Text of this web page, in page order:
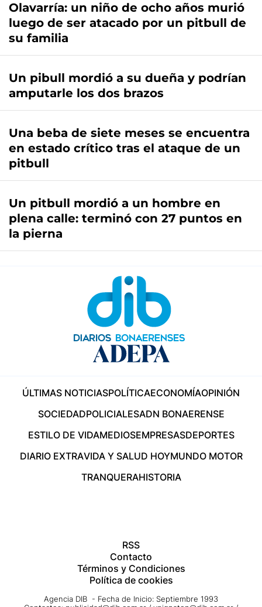
Olavarría: un niño de ocho años murió
luego de ser atacado por un pitbull de
su familia
Un pibull mordió a su dueña y podrían
amputarle los dos brazos
Una beba de siete meses se encuentra
en estado crítico tras el ataque de un
pitbull
Un pitbull mordió a un hombre en
plena calle: terminó con 27 puntos en
la pierna
ÚLTIMAS NOTICIASPOLÍTICAECONOMÍAOPINIÓN
SOCIEDADPOLICIALESADN BONAERENSE
ESTILO DE VIDAMEDIOSEMPRESASDEPORTES
DIARIO EXTRAVIDA Y SALUD HOYMUNDO MOTOR
TRANQUERAHISTORIA
RSS
Contacto
Términos y Condiciones
Política de cookies
Agencia DIB - Fecha de Inicio: Septiembre 1993